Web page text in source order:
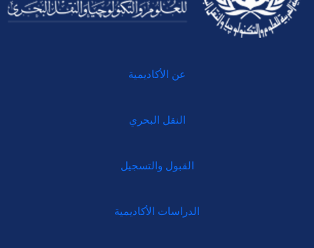
عن الأكاديمية
النقل البحري
القبول والتسجيل
الدراسات الأكاديمية